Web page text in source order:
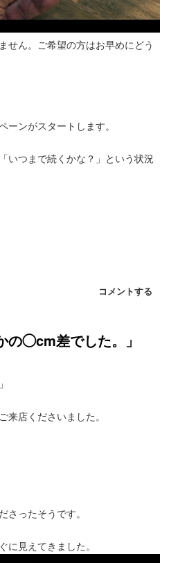
せん。ご希望の方はお早めにどう
ーンがスタートします。
いつまで続くかな？」という状況
コメントする
の◯cm差でした。」
店くださいました。
さったそうです。
見えてきました。